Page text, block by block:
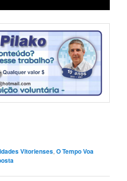
Vitorienses,O Tempo Voa